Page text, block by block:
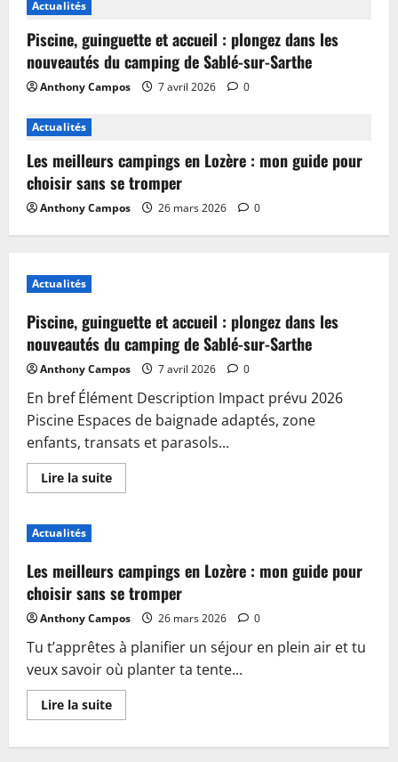
Actualités
Piscine, guinguette et accueil : plongez dans les
nouveautés du camping de Sablé-sur-Sarthe
Anthony Campos 7 avril 2026 0
Actualités
Les meilleurs campings en Lozère : mon guide pour
choisir sans se tromper
Anthony Campos 26 mars 2026 0
Actualités
Piscine, guinguette et accueil : plongez dans les
nouveautés du camping de Sablé-sur-Sarthe
Anthony Campos 7 avril 2026 0
En bref Élément Description Impact prévu 2026
Piscine Espaces de baignade adaptés, zone
enfants, transats et parasols...
Lire la suiteEn
savoir
accueil
:
plongez
dans
les
nouveautés
du
camping
de
Sablé-
sur-
Sarthe
Actualités
Les meilleurs campings en Lozère : mon guide pour
choisir sans se tromper
Anthony Campos 26 mars 2026 0
Tu t’apprêtes à planifier un séjour en plein air et tu
veux savoir où planter ta tente...
Lire la suiteEn
savoir